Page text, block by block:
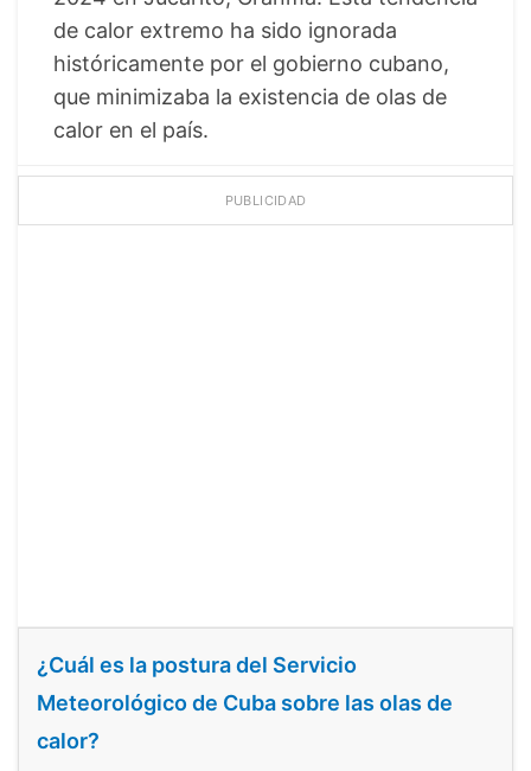
de calor extremo ha sido ignorada
históricamente por el gobierno cubano,
que minimizaba la existencia de olas de
calor en el país.
PUBLICIDAD
¿Cuál es la postura del Servicio
Meteorológico de Cuba sobre las olas de
calor?